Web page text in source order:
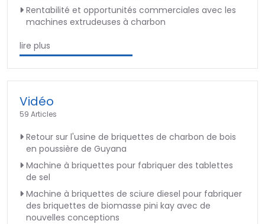
Rentabilité et opportunités commerciales avec les
machines extrudeuses à charbon
lire plus
Vidéo
59 Articles
Retour sur l'usine de briquettes de charbon de bois
en poussière de Guyana
Machine à briquettes pour fabriquer des tablettes
de sel
Machine à briquettes de sciure diesel pour fabriquer
des briquettes de biomasse pini kay avec de
nouvelles conceptions